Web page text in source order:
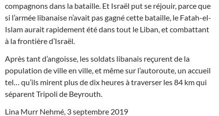
compagnons dans la bataille. Et Israël put se réjouir, parce que
si l’armée libanaise n’avait pas gagné cette bataille, le Fatah-el-
Islam aurait rapidement été dans tout le Liban, et combattant
à la frontière d’Israël.
Après tant d’angoisse, les soldats libanais reçurent de la
population de ville en ville, et même sur l’autoroute, un accueil
tel… qu’ils mirent plus de dix heures à traverser les 84 km qui
séparent Tripoli de Beyrouth.
Lina Murr Nehmé, 3 septembre 2019